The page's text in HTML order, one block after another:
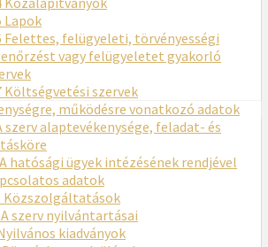
Lapok
Felettes, felügyeleti, törvényességi
vagy felügyeletet gyakorló
Költségvetési szervek
működésre vonatkozó adatok
szerv alaptevékenysége, feladat- és
hatósági ügyek intézésének rendjével
adatok
Közszolgáltatások
A szerv nyilvántartásai
kiadványok